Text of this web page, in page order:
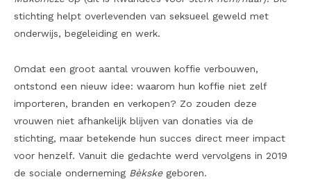
stichting helpt overlevenden van seksueel geweld met
onderwijs, begeleiding en werk.
Omdat een groot aantal vrouwen koffie verbouwen,
ontstond een nieuw idee: waarom hun koffie niet zelf
importeren, branden en verkopen? Zo zouden deze
vrouwen niet afhankelijk blijven van donaties via de
stichting, maar betekende hun succes direct meer impact
voor henzelf. Vanuit die gedachte werd vervolgens in 2019
de sociale onderneming Bèkskegeboren.